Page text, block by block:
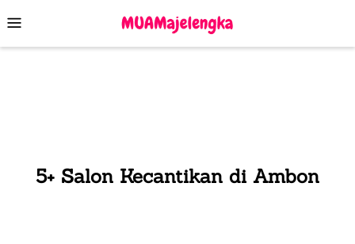
to
contentMenu
5+ Salon Kecantikan di Ambon